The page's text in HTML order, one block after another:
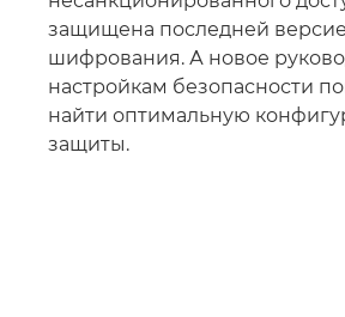
защищена последней
шифрования. А новое
настройкам безопасности
найти оптимальную
защиты.